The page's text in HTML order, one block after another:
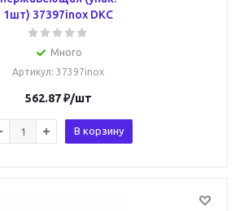
1шт) 37397inox DKC
Много
Артикул: 37397inox
562.87₽/шт
В корзину